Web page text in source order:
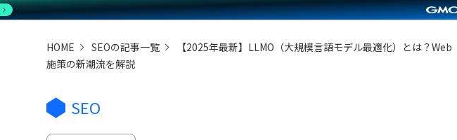
HOME SEOの記事一覧
【2025年最新】LLMO（大規模言語モデル最適化）とは？Web
施策の新潮流を解説
SEO